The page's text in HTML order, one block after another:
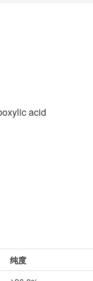
acid
纯度